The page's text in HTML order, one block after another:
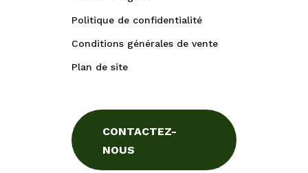
Politique de confidentialité
Conditions générales de vente
Plan de site
CONTACTEZ-
NOUS